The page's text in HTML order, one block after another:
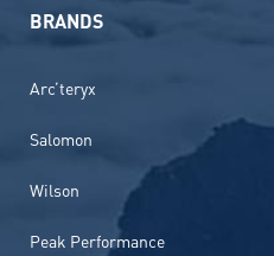
BRANDS
Arc’teryx
Salomon
Wilson
Peak Performance